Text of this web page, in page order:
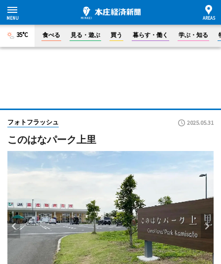
35°C 食べる 見る・遊ぶ 買う 暮らす・働く 学ぶ・知る
フォトフラッシュ 2025.05.31
このはなパーク上里